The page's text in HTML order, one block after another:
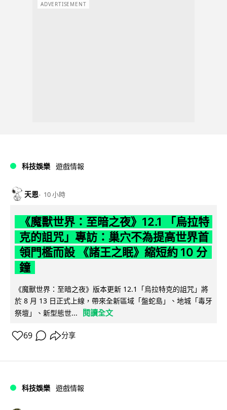
ADVERTISEMENT
科技娛樂 遊戲情報
天恩 10 小時
《魔獸世界：至暗之夜》12.1 「烏拉特
克的詛咒」專訪：巢穴不為提高世界首
領門檻而設 《諸王之眠》縮短約 10 分
鐘
《魔獸世界：至暗之夜》版本更新 12.1「烏拉特克的詛咒」將
於 8 月 13 日正式上線，帶來全新區域「盤蛇島」、地城「毒牙
祭壇」、新型態世...
閱讀全文
69 分享
科技娛樂 遊戲情報